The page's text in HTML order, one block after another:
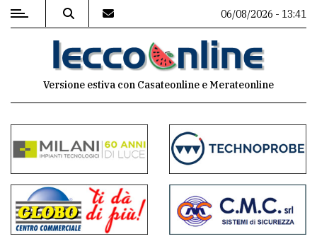
MENU
commenti
Contenuti
del
sito
06/08/2026 - 13:41
Versione estiva con Casateonline e Merateonline